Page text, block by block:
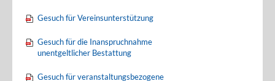
Gesuch für Vereinsunterstützung
Gesuch für die Inanspruchnahme
unentgeltlicher Bestattung
Gesuch für veranstaltungsbezogene